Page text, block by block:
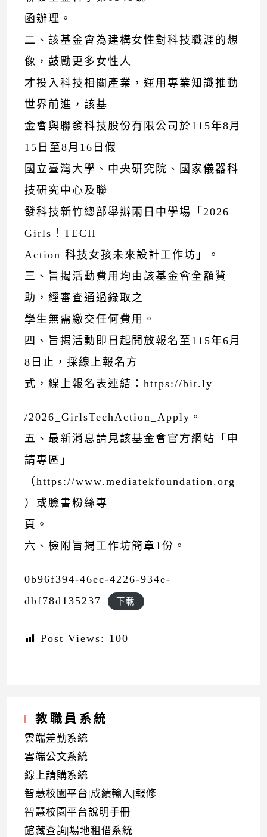
函辦理。
二、該基金會為建構女性對科技職涯的想
像，鼓勵更多女性人
才投入科技相關產業，運用專業知識推動
世界前進，該基
金會與聯發科技股份有限公司於115年8月
15日至8月16日假
國立臺灣大學、中央研究院、國家儀器科
技研究中心及聯
發科技新竹總部舉辦兩日中學場「2026
Girls！TECH
Action 科技女孩未來設計工作坊」。
三、旨揭活動費用均由該基金會全額贊
助，經審查通過錄取之
學生無需繳交任何費用。
四、旨揭活動即日起開放報名至115年6月
8日止，採線上報名方
式，線上報名表連結：https://bit.ly
/2026_GirlsTechAction_Apply。
五、最新消息請見該基金會官方網站「申
請專區」
（https://www.mediatekfoundation.org
）或臉書粉絲專
頁。
六、檢附旨揭工作坊簡章1份。
0b96f394-46ec-4226-934e-
dbf78d135237
下載
Post Views: 100
教職員系統
雲端差勤系統
雲端公文系統
線上請購系統
智慧校園平台|成績輸入|報修
智慧校園平台說明手冊
館藏查詢|場地租借系統